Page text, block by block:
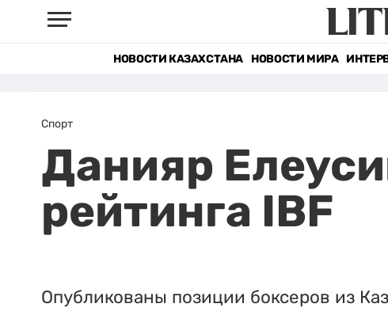
НОВОСТИ КАЗАХСТАНА НОВОСТИ МИРА
Спорт
Данияр
рейтинга IBF
Опубликованы позиции боксеров из